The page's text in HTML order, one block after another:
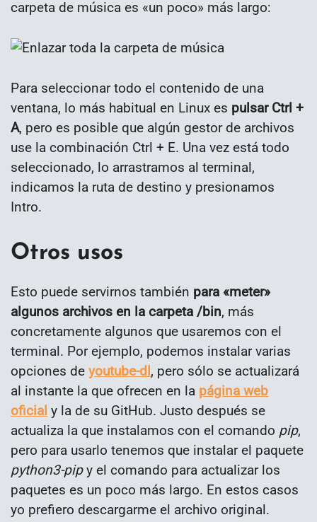
carpeta de música es «un poco» más largo:
Para seleccionar todo el contenido de una
ventana, lo más habitual en Linux es pulsar Ctrl +
A, pero es posible que algún gestor de archivos
use la combinación Ctrl + E. Una vez está todo
seleccionado, lo arrastramos al terminal,
indicamos la ruta de destino y presionamos
Intro.
Otros usos
Esto puede servirnos también para «meter»
algunos archivos en la carpeta /bin, más
concretamente algunos que usaremos con el
terminal. Por ejemplo, podemos instalar varias
opciones de youtube-dl, pero sólo se actualizará
al instante la que ofrecen en la página web
oficial y la de su GitHub. Justo después se
actualiza la que instalamos con el comando pip,
pero para usarlo tenemos que instalar el paquete
python3-pipy el comando para actualizar los
paquetes es un poco más largo. En estos casos
yo prefiero descargarme el archivo original.